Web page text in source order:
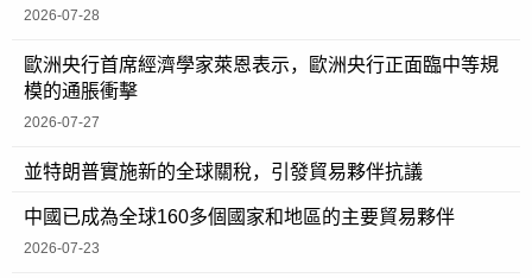
2026-07-28
歐洲央行首席經濟學家萊恩表示，歐洲央行正面臨中等規
模的通脹衝擊
2026-07-27
並特朗普實施新的全球關稅，引發貿易夥伴抗議
中國已成為全球160多個國家和地區的主要貿易夥伴
2026-07-23